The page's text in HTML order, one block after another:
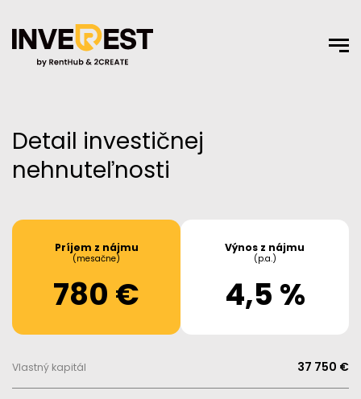
Detail investičnej
nehnuteľnosti
Príjem z nájmu
(mesačne)
780 €
Výnos z nájmu
(p.a.)
4,5 %
Vlastný kapitál 37 750 €